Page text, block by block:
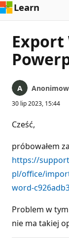
Learn
Export
30 lip 2023, 15:44
Cześć,
próbowałem
https://
pl/office/
word-
Problem w
nie ma takiej